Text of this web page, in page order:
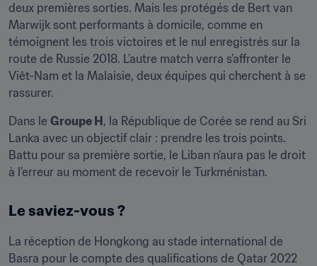
deux premières sorties. Mais les protégés de Bert van
Marwijk sont performants à domicile, comme en
témoignent les trois victoires et le nul enregistrés sur la
route de Russie 2018. L’autre match verra s’affronter le
Viêt-Nam et la Malaisie, deux équipes qui cherchent à se
rassurer.
Dans le Groupe H , la République de Corée se rend au Sri
Lanka avec un objectif clair : prendre les trois points.
Battu pour sa première sortie, le Liban n’aura pas le droit
à l’erreur au moment de recevoir le Turkménistan.
Le saviez-vous ?
La réception de Hongkong au stade international de
Basra pour le compte des qualifications de Qatar 2022